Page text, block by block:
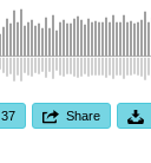
37 Share